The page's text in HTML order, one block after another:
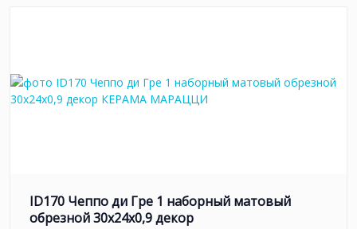
ID170 Чеппо ди Гре 1 наборный матовый
обрезной 30x24x0,9 декор